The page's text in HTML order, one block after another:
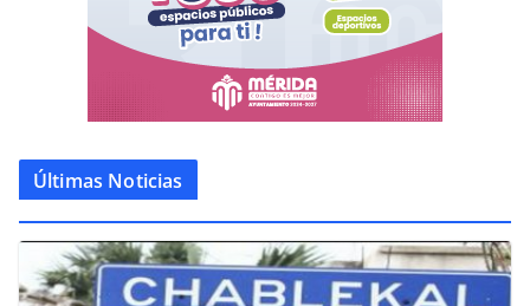
Últimas Noticias